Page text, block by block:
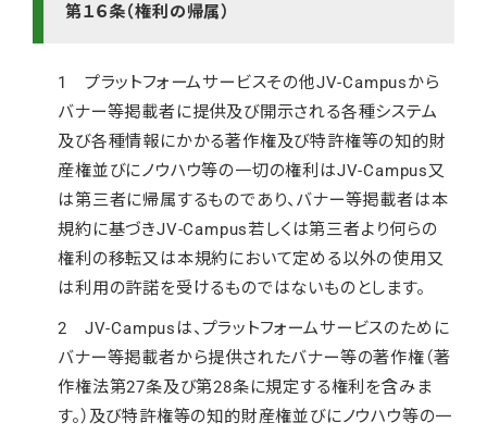
第１６条（権利の帰属）
1 プラットフォームサービスその他JV-Campusから
バナー等掲載者に提供及び開示される各種システム
及び各種情報にかかる著作権及び特許権等の知的財
産権並びにノウハウ等の一切の権利はJV-Campus又
は第三者に帰属するものであり、バナー等掲載者は本
規約に基づきJV-Campus若しくは第三者より何らの
権利の移転又は本規約において定める以外の使用又
は利用の許諾を受けるものではないものとします。
2 JV-Campusは、プラットフォームサービスのために
バナー等掲載者から提供されたバナー等の著作権（著
作権法第27条及び第28条に規定する権利を含みま
す。）及び特許権等の知的財産権並びにノウハウ等の一